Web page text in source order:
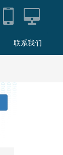
联系我们